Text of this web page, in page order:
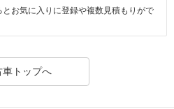
とお気に入りに登録や複数見積もりがで
車トップへ